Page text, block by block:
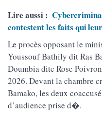
Lire aussi :
contestent les faits qui
Le procès opposant le
Youssouf Bathily dit Ras
Doumbia dite Rose
2026. Devant la chambre
Bamako, les deux
d’audience prise d�.